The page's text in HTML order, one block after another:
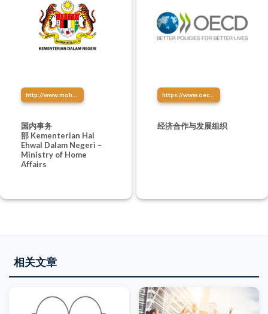
国内事务
部 Kementerian Hal
Ehwal Dalam Negeri –
Ministry of Home
Affairs
https://www.oecd.org/china/china-oecd-development-centre-chinese.htm
经济合作与发展组织
相关文章